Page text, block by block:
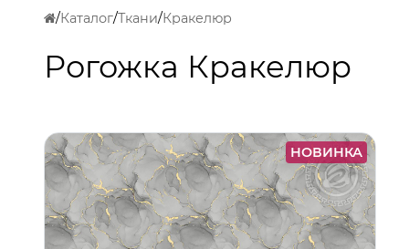
Каталог Ткани Кракелюр
Рогожка Кракелюр
НОВИНКА